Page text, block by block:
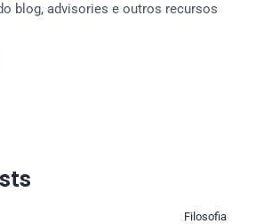
blog, advisories e outros recursos
Filosofia